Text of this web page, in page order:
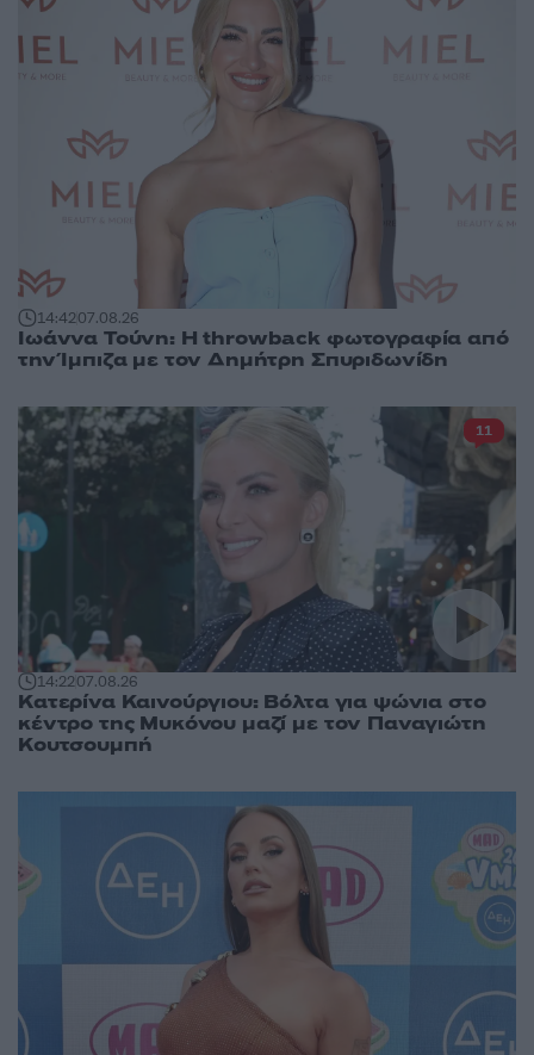
14:4207.08.26
Ιωάννα Τούνη: Η throwback φωτογραφία από
την Ίμπιζα με τον Δημήτρη Σπυριδωνίδη
14:2207.08.26
Κατερίνα Καινούργιου: Βόλτα για ψώνια στο
κέντρο της Μυκόνου μαζί με τον Παναγιώτη
Κουτσουμπή
11